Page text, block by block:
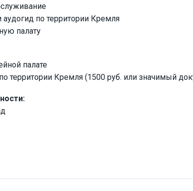
по территории Кремля
палату
палате
территории Кремля (1500 руб. или значимый